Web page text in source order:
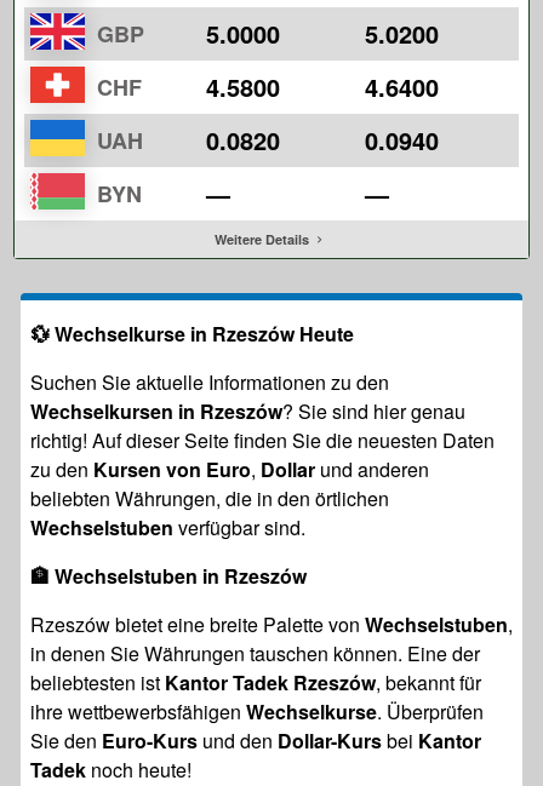
GBP 5.0000 5.0200
CHF 4.5800 4.6400
UAH 0.0820 0.0940
BYN — —
Weitere Details
💱Wechselkurse in Rzeszów Heute
Suchen Sie aktuelle Informationen zu den
Wechselkursen in Rzeszów? Sie sind hier genau
richtig! Auf dieser Seite finden Sie die neuesten Daten
zu den Kursen von Euro, Dollar und anderen
beliebten Währungen, die in den örtlichen
Wechselstuben verfügbar sind.
🏦 Wechselstuben in Rzeszów
Rzeszów bietet eine breite Palette von Wechselstuben,
in denen Sie Währungen tauschen können. Eine der
beliebtesten ist Kantor Tadek Rzeszów, bekannt für
ihre wettbewerbsfähigen Wechselkurse. Überprüfen
Sie den Euro-Kurs und den Dollar-Kursbei Kantor
Tadek noch heute!